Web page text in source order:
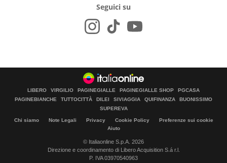
Seguici su
LIBERO VIRGILIO PAGINEGIALLE PAGINEGIALLE SHOP
PGCASA
PAGINEBIANCHE
TUTTOCITTÀ DILEI SIVIAGGIA QUIFINANZA
BUONISSIMO
SUPEREVA
Chi siamo Note Legali Privacy Cookie Policy
Preferenze sui cookie
Aiuto
© Italiaonline S.p.A. 2026
Direzione e coordinamento di Libero Acquisition S.á r.l.
P. IVA 03970540963